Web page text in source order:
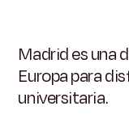
Madrid es una
Europa para
universitaria.